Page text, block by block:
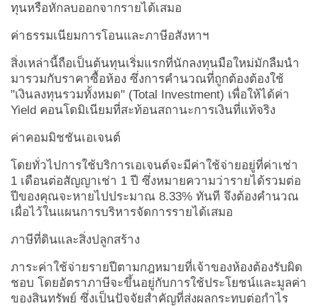
ทุนหรือหักลบออกจากรายได้เสมอ
ค่าธรรมเนียมการโอนและภาษีอสังหาฯ
สิ่งเหล่านี้ถือเป็นต้นทุนเริ่มแรกที่นักลงทุนมือใหม่มักลืมนำ
มารวมกับราคาซื้อห้อง ซึ่งการคำนวณที่ถูกต้องต้องใช้
"เงินลงทุนรวมทั้งหมด" (Total Investment) เพื่อให้ได้ค่า
Yield คอนโดมิเนียมที่สะท้อนสถานะการเงินที่แท้จริง
ค่าคอมมิชชันเอเจนต์
โดยทั่วไปการใช้บริการเอเจนต์จะมีค่าใช้จ่ายอยู่ที่ค่าเช่า
1 เดือนต่อสัญญาเช่า 1 ปี ซึ่งหมายความว่ารายได้รวมต่อ
ปีของคุณจะหายไปประมาณ 8.33% ทันที จึงต้องคำนวณ
เผื่อไว้ในแผนการบริหารจัดการรายได้เสมอ
ภาษีที่ดินและสิ่งปลูกสร้าง
ภาระค่าใช้จ่ายรายปีตามกฎหมายที่เจ้าของห้องต้องรับผิด
ชอบ โดยอัตราภาษีจะขึ้นอยู่กับการใช้ประโยชน์และมูลค่า
ของสินทรัพย์ ซึ่งเป็นปัจจัยสำคัญที่ส่งผลกระทบต่อกำไร